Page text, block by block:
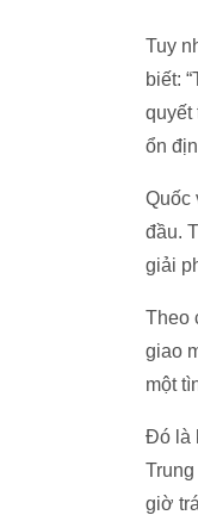
Tuy
biết:
quyết
ổn
Quốc
đầu.
giải
Theo
giao
một
Đó là
giờ